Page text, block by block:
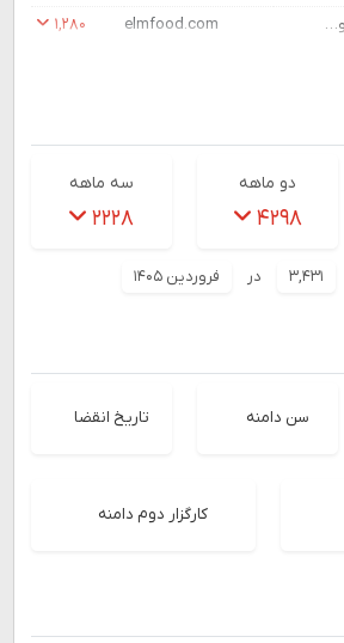
علم فود |علم خوبه اگه علم فود باشه - علم فود elmfood.com ۱,۲۸۰
دو ماهه
۴۲۹۸
سه ماهه
۲۲۲۸
۳,۴۳۱ در فروردین ۱۴۰۵
سن دامنه تاریخ انقضا
کارگزار دوم دامنه